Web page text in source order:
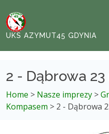
UKS AZYMUT45 GDYNIA
2 - Dąbrowa 23
Home > Nasze imprezy >
Kompasem > 2 - Dąbrowa